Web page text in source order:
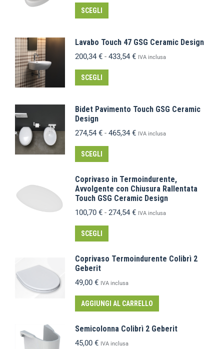
SCEGLI
Lavabo Touch 47 GSG Ceramic Design
200,34 € - 433,54 € IVA inclusa
SCEGLI
Bidet Pavimento Touch GSG Ceramic
Design
274,54 € - 465,34 € IVA inclusa
SCEGLI
Coprivaso in Termoindurente,
Avvolgente con Chiusura Rallentata
Touch GSG Ceramic Design
100,70 € - 274,54 € IVA inclusa
SCEGLI
Coprivaso Termoindurente Colibrì 2
Geberit
49,00 € IVA inclusa
AGGIUNGI AL CARRELLO
Semicolonna Colibrì 2 Geberit
45,00 € IVA inclusa